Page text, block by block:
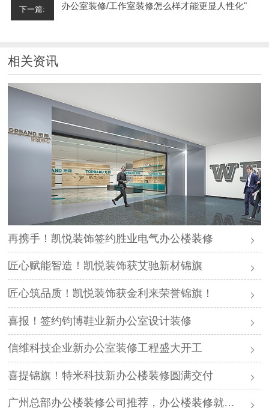
下一篇: 办公室装修/工作室装修怎么样才能更显人性化"
相关资讯
再携手！凯悦装饰签约胜业电气办公楼装修
匠心赋能智造！凯悦装饰获艾驰新材锦旗
匠心筑品质！凯悦装饰获金利来荣誉锦旗！
喜报！签约钧博鞋业新办公室设计装修
信维科技企业新办公室装修工程盛大开工
喜提锦旗！特米科技新办公楼装修圆满交付
广州总部办公楼装修公司推荐，办公楼装修就找凯悦装饰